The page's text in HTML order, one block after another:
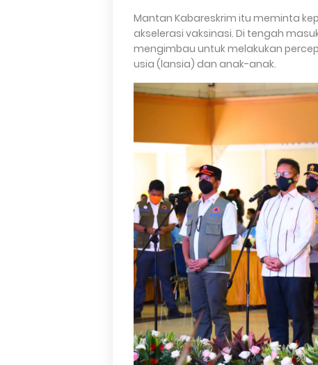
Mantan Kabareskrim itu meminta
akselerasi vaksinasi. Di tengah
mengimbau untuk melakukan
usia (lansia) dan anak-anak.